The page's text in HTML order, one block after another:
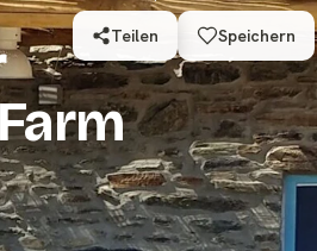
Teilen Speichern